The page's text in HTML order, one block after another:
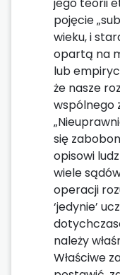
pojęcie
wieku, i
opartą na
lub
że nasze
wspólnego
się
opisowi
wiele
operacji
‘jedynie’
należy
Właściwe